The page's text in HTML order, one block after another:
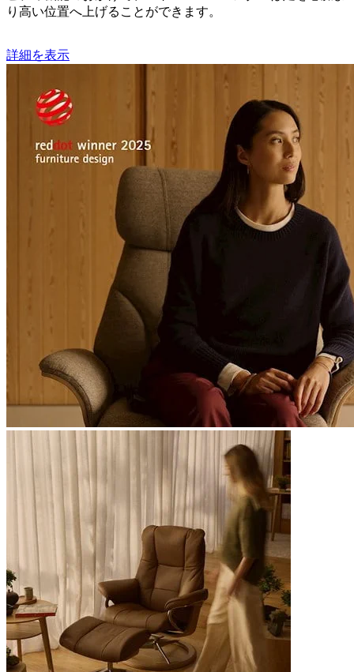
り高い位置へ上げることができます。
詳細を表示